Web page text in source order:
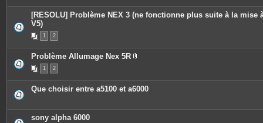
i
è
o
i
[RESOLU] Problème NEX 3 (ne fonctionne plus suite à la mise
V5)
1 2
Problème Allumage Nex 5R
c
e
o
1 2
Que choisir entre a5100 et a6000
sony alpha 6000